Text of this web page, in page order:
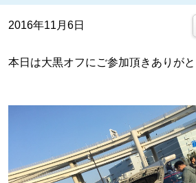
2016年11月6日
本日は大黒オフにご参加頂きありがと